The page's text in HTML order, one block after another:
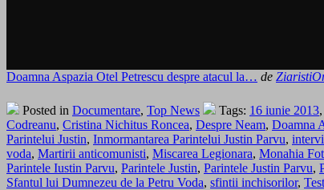
Doamna Aspazia Otel Petrescu despre atacul la… de
Posted in Documentare, Top News Tags: 16 iunie 2013,
Codreanu, Cristina Nichitus Roncea, Despre Neam, Doamna
Parintelui Justin, Inmormantarea Parintelui Justin Parvu,
voda, Martirii anticomunisti, Miscarea Legionara, Monahia
Parintele Iustin Parvu, Parintele Justin, Parintele Justin Parvu,
Sfantul lui Dumnezeu de la Petru Voda, sfintii inchisorilor,